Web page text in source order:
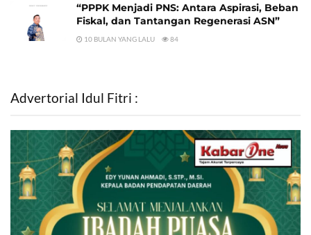
“PPPK Menjadi PNS: Antara Aspirasi, Beban
Fiskal, dan Tantangan Regenerasi ASN”
10 BULAN YANG LALU 84
Advertorial Idul Fitri :